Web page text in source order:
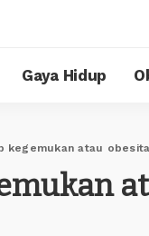
Gaya Hidup
kegemukan atau